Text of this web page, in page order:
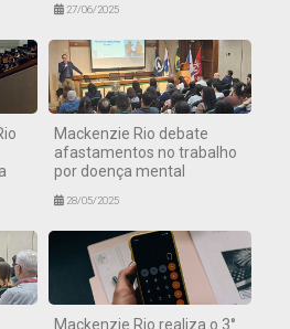
27/06/2025
Mackenzie Rio debate
afastamentos no trabalho
por doença mental
28/05/2025
Mackenzie Rio realiza o 3°